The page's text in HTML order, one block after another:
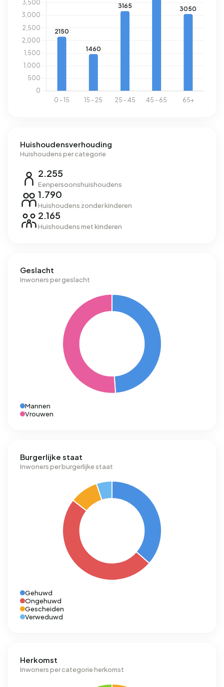
Huishoudensverhouding
Huishoudens per categorie
2.255
Eenpersoonshuishoudens
1.790
Huishoudens zonder kinderen
2.165
Huishoudens met kinderen
Geslacht
Inwoners per geslacht
Mannen
Vrouwen
Burgerlijke staat
Inwoners per burgerlijke staat
Gehuwd
Ongehuwd
Gescheiden
Verweduwd
Herkomst
Inwoners per categorie herkomst